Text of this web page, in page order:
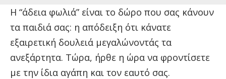
Η “άδεια φωλιά” είναι το δώρο που σας κάνουν
τα παιδιά σας: η απόδειξη ότι κάνατε
εξαιρετική δουλειά μεγαλώνοντάς τα
ανεξάρτητα. Τώρα, ήρθε η ώρα να φροντίσετε
με την ίδια αγάπη και τον εαυτό σας.